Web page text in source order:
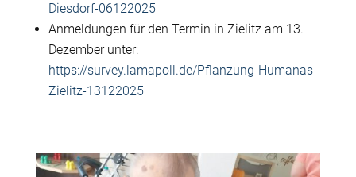
Diesdorf-06122025
Anmeldungen für den Termin in Zielitz am 13.
Dezember unter:
https://survey.lamapoll.de/Pflanzung-Humanas-
Zielitz-13122025